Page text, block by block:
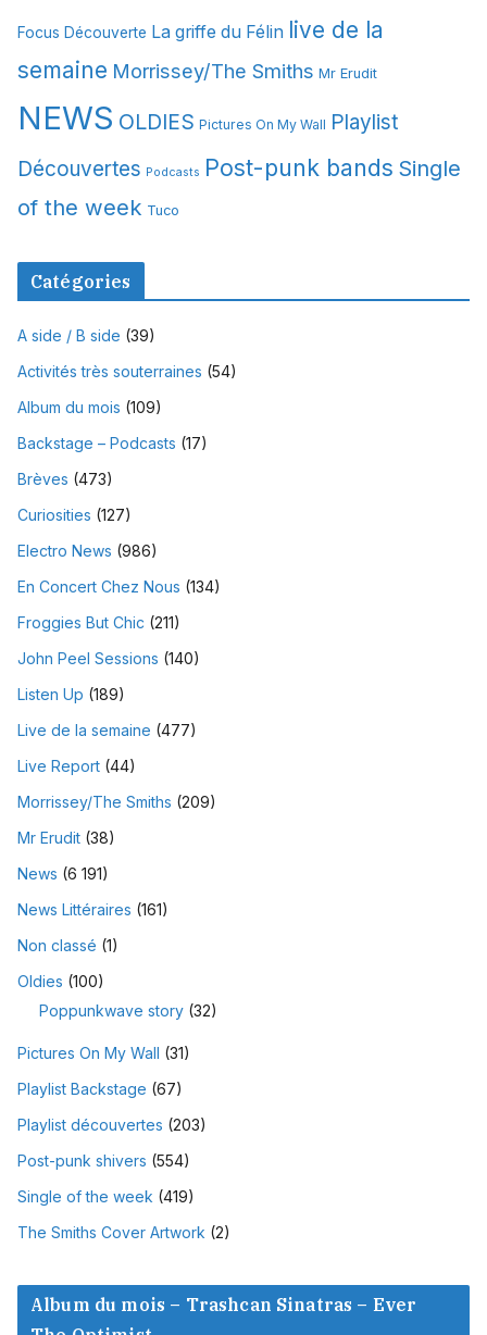
Focus Découverte La griffe du Félin live de la
semaine Morrissey/The Smiths Mr Erudit
NEWS OLDIES Pictures On My Wall Playlist
Découvertes Podcasts Post-punk bands Single
of the week Tuco
Catégories
A side / B side (39)
Activités très souterraines (54)
Album du mois (109)
Backstage – Podcasts (17)
Brèves (473)
Curiosities (127)
Electro News (986)
En Concert Chez Nous (134)
Froggies But Chic (211)
John Peel Sessions (140)
Listen Up (189)
Live de la semaine (477)
Live Report (44)
Morrissey/The Smiths (209)
Mr Erudit (38)
News (6 191)
News Littéraires (161)
Non classé (1)
Oldies (100)
Poppunkwave story (32)
Pictures On My Wall (31)
Playlist Backstage (67)
Playlist découvertes (203)
Post-punk shivers (554)
Single of the week (419)
The Smiths Cover Artwork (2)
Album du mois – Trashcan Sinatras – Ever